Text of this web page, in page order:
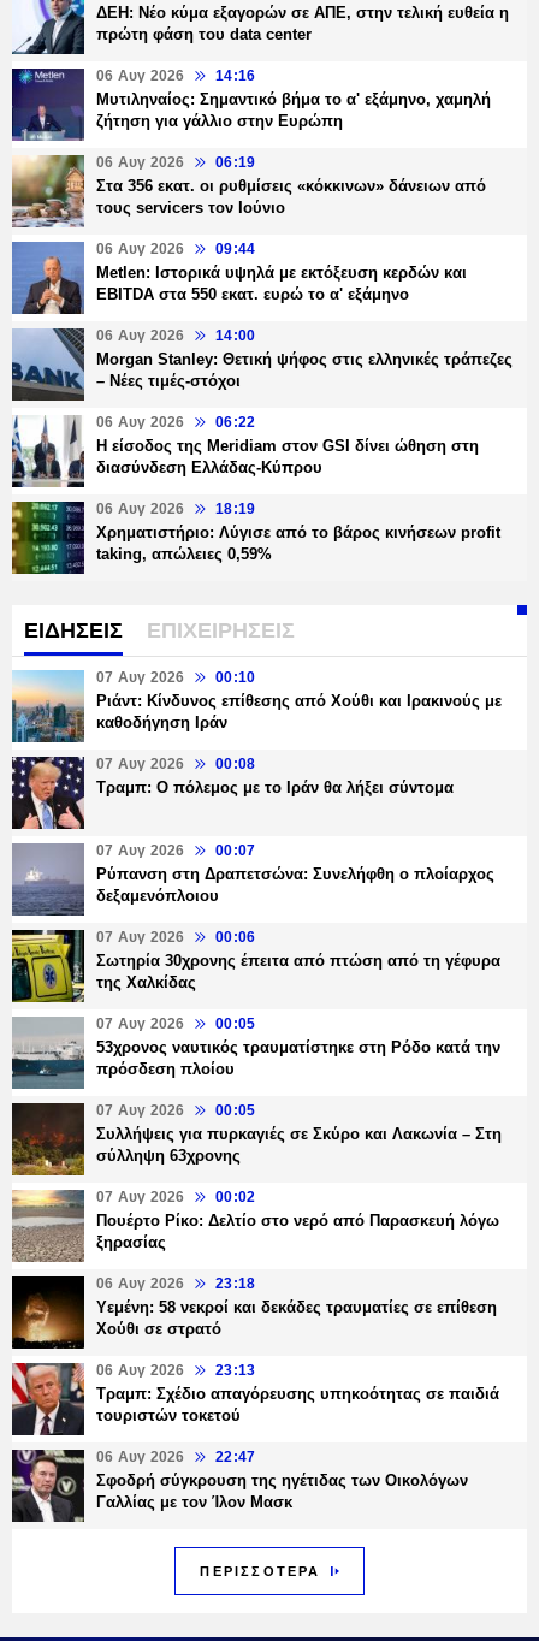
ΔΕΗ: Νέο κύμα εξαγορών σε ΑΠΕ, στην τελική ευθεία η
πρώτη φάση του data center
06 Αυγ 2026 14:16
Μυτιληναίος: Σημαντικό βήμα το α' εξάμηνο, χαμηλή
ζήτηση για γάλλιο στην Ευρώπη
06 Αυγ 2026 06:19
Στα 356 εκατ. οι ρυθμίσεις «κόκκινων» δάνειων από
τους servicers τον Ιούνιο
06 Αυγ 2026 09:44
Metlen: Ιστορικά υψηλά με εκτόξευση κερδών και
EBITDA στα 550 εκατ. ευρώ το α' εξάμηνο
06 Αυγ 2026 14:00
Morgan Stanley: Θετική ψήφος στις ελληνικές τράπεζες
– Νέες τιμές-στόχοι
06 Αυγ 2026 06:22
Η είσοδος της Meridiam στον GSI δίνει ώθηση στη
διασύνδεση Ελλάδας-Κύπρου
06 Αυγ 2026 18:19
Χρηματιστήριο: Λύγισε από το βάρος κινήσεων profit
taking, απώλειες 0,59%
ΕΙΔΗΣΕΙΣ ΕΠΙΧΕΙΡΗΣΕΙΣ
07 Αυγ 2026 00:10
Ριάντ: Κίνδυνος επίθεσης από Χούθι και Ιρακινούς με
καθοδήγηση Ιράν
07 Αυγ 2026 00:08
Τραμπ: Ο πόλεμος με το Ιράν θα λήξει σύντομα
07 Αυγ 2026 00:07
Ρύπανση στη Δραπετσώνα: Συνελήφθη ο πλοίαρχος
δεξαμενόπλοιου
07 Αυγ 2026 00:06
Σωτηρία 30χρονης έπειτα από πτώση από τη γέφυρα
της Χαλκίδας
07 Αυγ 2026 00:05
53χρονος ναυτικός τραυματίστηκε στη Ρόδο κατά την
πρόσδεση πλοίου
07 Αυγ 2026 00:05
Συλλήψεις για πυρκαγιές σε Σκύρο και Λακωνία – Στη
σύλληψη 63χρονης
07 Αυγ 2026 00:02
Πουέρτο Ρίκο: Δελτίο στο νερό από Παρασκευή λόγω
ξηρασίας
06 Αυγ 2026 23:18
Υεμένη: 58 νεκροί και δεκάδες τραυματίες σε επίθεση
Χούθι σε στρατό
06 Αυγ 2026 23:13
Τραμπ: Σχέδιο απαγόρευσης υπηκοότητας σε παιδιά
τουριστών τοκετού
06 Αυγ 2026 22:47
Σφοδρή σύγκρουση της ηγέτιδας των Οικολόγων
Γαλλίας με τον Ίλον Μασκ
ΠΕΡΙΣΣΟΤΕΡΑ